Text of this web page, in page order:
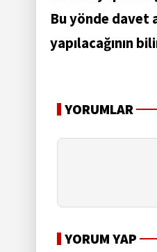
Bu yönde davet
yapılacağının
YORUMLAR
YORUM YAP